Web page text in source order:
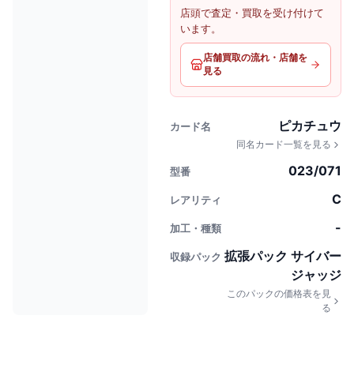
店頭で査定・買取を受け付けて
います。
店舗買取の流れ・店舗を
見る
カード名 ピカチュウ
同名カード一覧を見る
型番 023/071
レアリティ C
加工・種類 -
収録パック 拡張パック サイバー
ジャッジ
このパックの価格表を見
る